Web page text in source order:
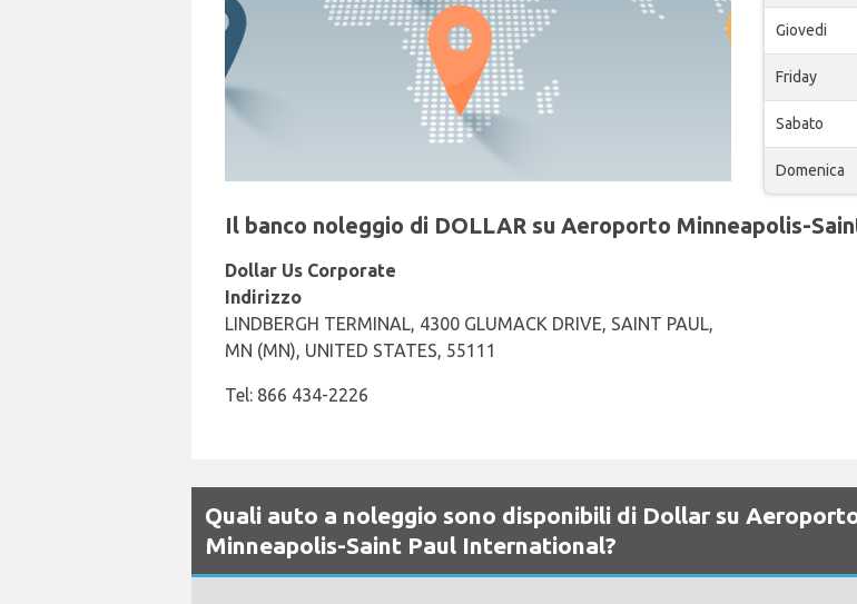
Giovedi
Friday
Sabato
Domenica
Il banco noleggio di DOLLAR su Aeroporto Minneapolis-
Dollar Us Corporate
Indirizzo
LINDBERGH TERMINAL, 4300 GLUMACK DRIVE, SAINT PAUL,
MN (MN), UNITED STATES, 55111
Tel: 866 434-2226
Quali auto a noleggio sono disponibili di Dollar su
Minneapolis-Saint Paul International?